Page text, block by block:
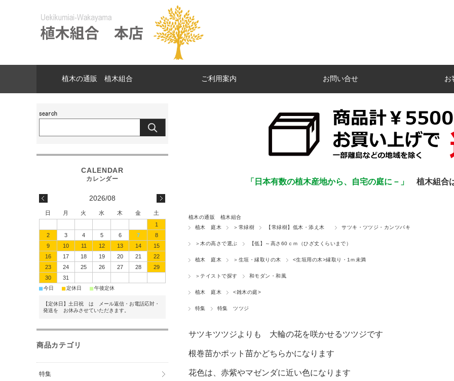
植木の通販 植木組合 ご利用案内 お問い合せ お
「日本有数の植木産地から、自宅の庭に－」 植木組合
植木の通販 植木組合
植木 庭木
＞常緑樹 【常緑樹】低木・添え木 サツキ・ツツジ・カンツバキ
＞木の高さで選ぶ 【低】～高さ60ｃｍ（ひざ丈くらいまで）
植木 庭木 ＞生垣・縁取りの木 <生垣用の木>縁取り・1ｍ未満
＞テイストで探す 和モダン・和風
植木 庭木 <雑木の庭>
特集 特集 ツツジ
サツキツツジよりも 大輪の花を咲かせるツツジです
根巻苗かポット苗かどちらかになります
花色は、赤紫やマゼンダに近い色になります
2026/08
日 月 火 水 木 金
土
1
2
3 4 5 6 7
8
9
10 11 12 13 14
15
16
17 18 19 20 21
22
23
24 25 26 27 28
29
30
31
■今日 ■定休日 ■午後定休
【定休日】土日祝 は メール返信・お電話応対・
発送を お休みさせていただきます。
商品カテゴリ
特集